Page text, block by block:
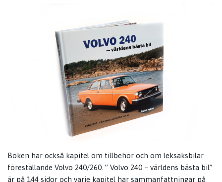
Boken har också kapitel om tillbehör och om leksaksbilar
föreställande Volvo 240/260. ” Volvo 240 – världens bästa bil”
är på 144 sidor och varje kapitel har sammanfattningar på